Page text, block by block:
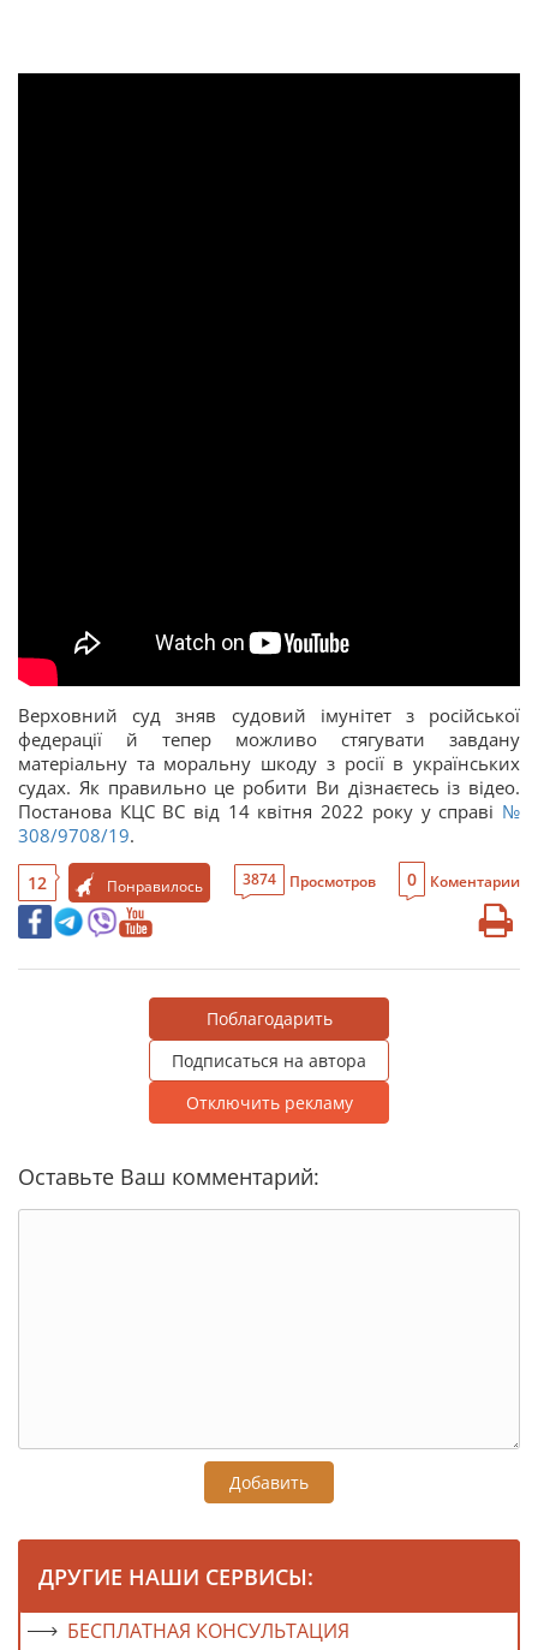
Верховний суд зняв судовий імунітет з російської
федерації й тепер можливо стягувати завдану
матеріальну та моральну шкоду з росії в українських
судах. Як правильно це робити Ви дізнаєтесь із відео.
Постанова КЦС ВС від 14 квітня 2022 року у справі №
308/9708/19.
12 Понравилось 3874 Просмотров 0 Коментарии
Поблагодарить
Подписаться на автора
Отключить рекламу
Оставьте Ваш комментарий:
Добавить
ДРУГИЕ НАШИ СЕРВИСЫ:
БЕСПЛАТНАЯ КОНСУЛЬТАЦИЯ